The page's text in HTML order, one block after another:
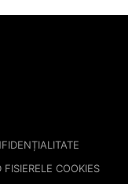
COOKIES